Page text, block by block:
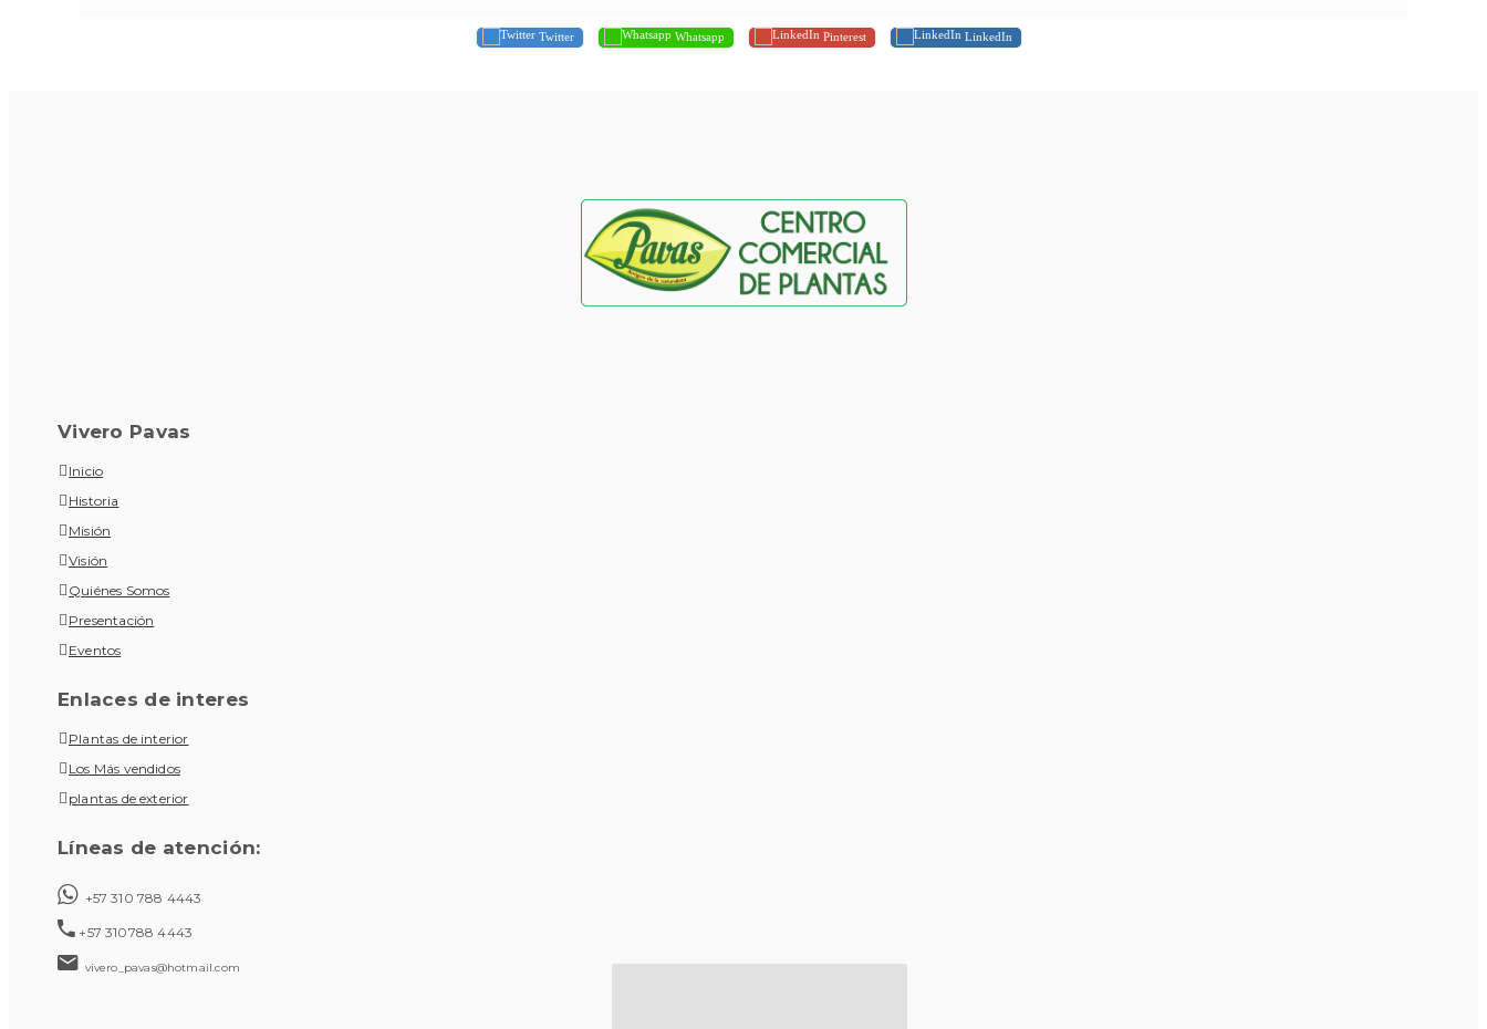
Twitter Whatsapp Pinterest LinkedIn
Vivero Pavas
Inicio
Historia
Misión
Visión
Quiénes Somos
Presentación
Eventos
Enlaces de interes
Plantas de interior
Los Más vendidos
plantas de exterior
Líneas de atención:
+57 310 788 4443
+57 310788 4443
vivero_pavas@hotmail.com